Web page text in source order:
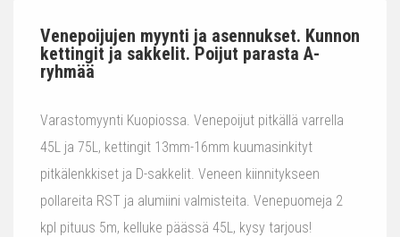
Venepoijujen myynti ja asennukset. Kunnon
kettingit ja sakkelit. Poijut parasta A-
ryhmää
Varastomyynti Kuopiossa. Venepoijut pitkällä varrella
45L ja 75L, kettingit 13mm-16mm kuumasinkityt
pitkälenkkiset ja D-sakkelit. Veneen kiinnitykseen
pollareita RST ja alumiini valmisteita. Venepuomeja 2
kpl pituus 5m, kelluke päässä 45L, kysy tarjous!